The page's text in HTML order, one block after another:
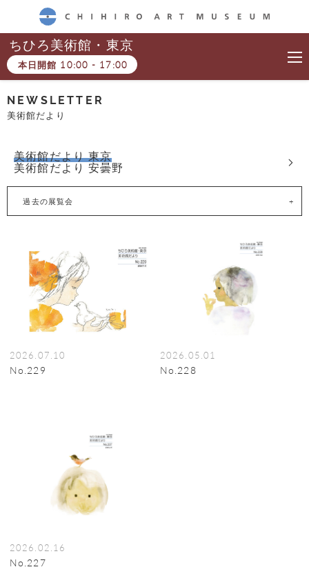
CHIHIRO ART MUSEUM
ちひろ美術館・東京
本日開館 10:00 - 17:00
NEWSLETTER
美術館だより
美術館だより 東京
美術館だより 安曇野
過去の展覧会
2026.07.10
No.229
2026.05.01
No.228
2026.02.16
No.227